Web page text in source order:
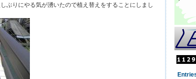
ぶりにやる気が湧いたので植え替えをすることにしまし